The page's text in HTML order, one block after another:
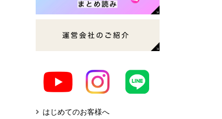
はじめてのお客様へ